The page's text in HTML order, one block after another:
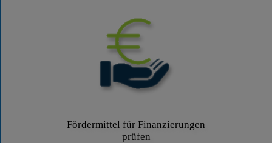
Fördermittel für Finanzierungen
prüfen